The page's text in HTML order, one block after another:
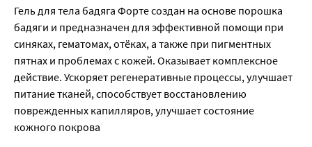
Гель для тела бадяга Форте создан на основе порошка
бадяги и предназначен для эффективной помощи при
синяках, гематомах, отёках, а также при пигментных
пятнах и проблемах с кожей. Оказывает комплексное
действие. Ускоряет регенеративные процессы, улучшает
питание тканей, способствует восстановлению
поврежденных капилляров, улучшает состояние
кожного покрова